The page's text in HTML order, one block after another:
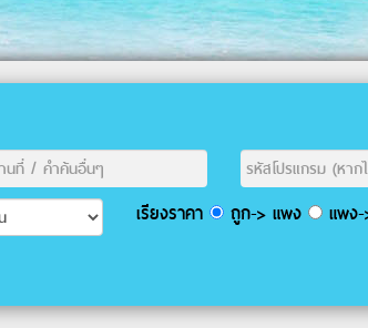
เรียงราคา ถูก-> แพง แพง-